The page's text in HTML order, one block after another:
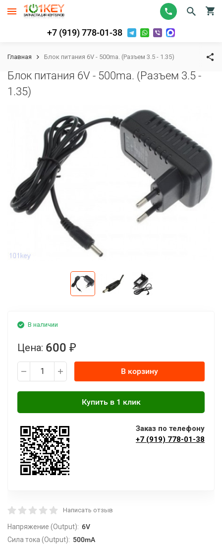
+7 (919) 778-01-38
Главная Блок питания 6V - 500ma. (Разъем 3.5 - 1.35)
Блок питания 6V - 500ma. (Разъем 3.5 -
1.35)
В наличии
Цена: 600 ₽
В корзину
Заказ по телефону
+7 (919) 778-01-38
Написать отзыв
Напряжение (Output): 6V
Сила тока (Output): 500mA